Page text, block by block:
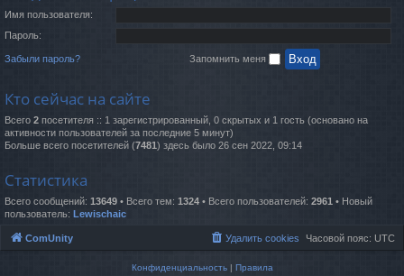
Имя пользователя:
Пароль:
Забыли пароль? Запомнить меня
Кто сейчас на сайте
Всего 2 посетителя :: 1 зарегистрированный, 0 скрытых и 1 гость (основано на
активности пользователей за последние 5 минут)
Больше всего посетителей (7481) здесь было 26 сен 2022, 09:14
Статистика
Всего сообщений: 13649 • Всего тем: 1324 • Всего пользователей: 2961 • Новый
пользователь: Lewischaic
ComUnity Часовой пояс: UTC
Удалить cookies
Конфиденциальность| Правила